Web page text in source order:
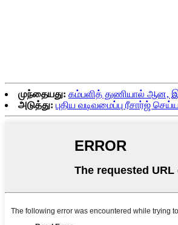
முந்தையது: கம்பளித் துணியால் ஆன,
அடுத்து: புதிய வடிவமைப்பு ரீசார்ஜ்